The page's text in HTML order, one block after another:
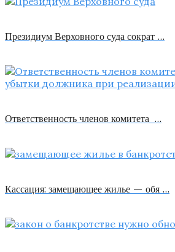
Президиум Верховного суда сократ …
Ответственность членов комитета …
Кассация: замещающее жилье — обя …